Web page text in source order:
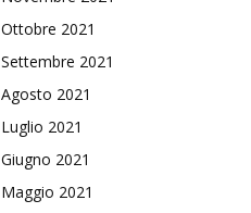
Ottobre 2021
Settembre 2021
Agosto 2021
Luglio 2021
Giugno 2021
Maggio 2021